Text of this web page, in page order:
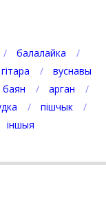
балалайка
гітара
вуснавы
баян
арган
пішчык
іншыя